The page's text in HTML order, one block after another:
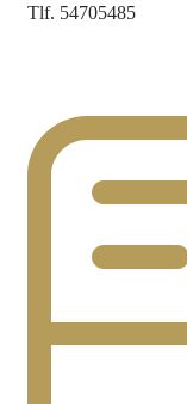
Tlf. 54705485